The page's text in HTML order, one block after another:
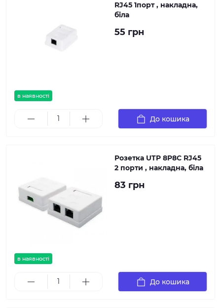
в наявності
RJ45 1порт , накладна,
біла
55 грн
До кошика
в наявності
Розетка UTP 8P8C RJ45
2 порти , накладна, біла
83 грн
До кошика